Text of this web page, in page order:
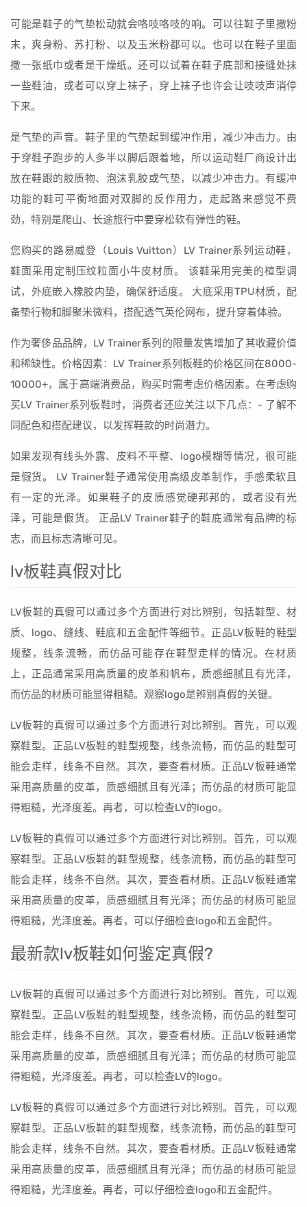
可能是鞋子的气垫松动就会咯吱咯吱的响。可以往鞋子里撒粉
末，爽身粉、苏打粉、以及玉米粉都可以。也可以在鞋子里面
撒一张纸巾或者是干燥纸。还可以试着在鞋子底部和接缝处抹
一些鞋油，或者可以穿上袜子，穿上袜子也许会让吱吱声消停
下来。
是气垫的声音。鞋子里的气垫起到缓冲作用，减少冲击力。由
于穿鞋子跑步的人多半以脚后跟着地，所以运动鞋厂商设计出
放在鞋跟的胶质物、泡沫乳胶或气垫，以减少冲击力。有缓冲
功能的鞋可平衡地面对双脚的反作用力，走起路来感觉不费
劲，特别是爬山、长途旅行中要穿松软有弹性的鞋。
您购买的路易威登（Louis Vuitton）LV Trainer系列运动鞋，
鞋面采用定制压纹粒面小牛皮材质。 该鞋采用完美的楦型调
试，外底嵌入橡胶内垫，确保舒适度。 大底采用TPU材质，配
备垫行物和脚聚米微料，搭配透气英伦网布，提升穿着体验。
作为奢侈品品牌，LV Trainer系列的限量发售增加了其收藏价值
和稀缺性。价格因素：LV Trainer系列板鞋的价格区间在8000-
10000+，属于高端消费品，购买时需考虑价格因素。在考虑购
买LV Trainer系列板鞋时，消费者还应关注以下几点：- 了解不
同配色和搭配建议，以发挥鞋款的时尚潜力。
如果发现有线头外露、皮料不平整、logo模糊等情况，很可能
是假货。 LV Trainer鞋子通常使用高级皮革制作，手感柔软且
有一定的光泽。如果鞋子的皮质感觉硬邦邦的，或者没有光
泽，可能是假货。 正品LV Trainer鞋子的鞋底通常有品牌的标
志，而且标志清晰可见。
lv板鞋真假对比
LV板鞋的真假可以通过多个方面进行对比辨别，包括鞋型、材
质、logo、缝线、鞋底和五金配件等细节。正品LV板鞋的鞋型
规整，线条流畅，而仿品可能存在鞋型走样的情况。在材质
上，正品通常采用高质量的皮革和帆布，质感细腻且有光泽，
而仿品的材质可能显得粗糙。观察logo是辨别真假的关键。
LV板鞋的真假可以通过多个方面进行对比辨别。首先，可以观
察鞋型。正品LV板鞋的鞋型规整，线条流畅，而仿品的鞋型可
能会走样，线条不自然。其次，要查看材质。正品LV板鞋通常
采用高质量的皮革，质感细腻且有光泽；而仿品的材质可能显
得粗糙，光泽度差。再者，可以检查LV的logo。
LV板鞋的真假可以通过多个方面进行对比辨别。首先，可以观
察鞋型。正品LV板鞋的鞋型规整，线条流畅，而仿品的鞋型可
能会走样，线条不自然。其次，要查看材质。正品LV板鞋通常
采用高质量的皮革，质感细腻且有光泽；而仿品的材质可能显
得粗糙，光泽度差。再者，可以仔细检查logo和五金配件。
最新款lv板鞋如何鉴定真假?
LV板鞋的真假可以通过多个方面进行对比辨别。首先，可以观
察鞋型。正品LV板鞋的鞋型规整，线条流畅，而仿品的鞋型可
能会走样，线条不自然。其次，要查看材质。正品LV板鞋通常
采用高质量的皮革，质感细腻且有光泽；而仿品的材质可能显
得粗糙，光泽度差。再者，可以检查LV的logo。
LV板鞋的真假可以通过多个方面进行对比辨别。首先，可以观
察鞋型。正品LV板鞋的鞋型规整，线条流畅，而仿品的鞋型可
能会走样，线条不自然。其次，要查看材质。正品LV板鞋通常
采用高质量的皮革，质感细腻且有光泽；而仿品的材质可能显
得粗糙，光泽度差。再者，可以仔细检查logo和五金配件。